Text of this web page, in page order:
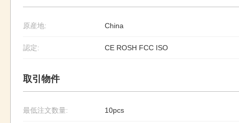
原産地: China
認定: CE ROSH FCC ISO
取引物件
最低注文数量: 10pcs